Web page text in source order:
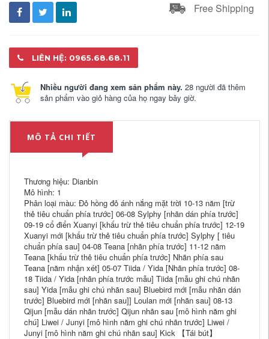
Free Shipping
LIÊN HỆ: 0965.68.68.11
Nhiều người đang xem sản phẩm này. 28 người đã thêm
sản phẩm vào giỏ hàng của họ ngay bây giờ.
MÔ TẢ CHI TIẾT
Thương hiệu: Dianbin
Mô hình: 1
Phân loại màu: Đỏ hồng đỏ ánh nắng mặt trời 10-13 năm [trừ
thẻ tiêu chuẩn phía trước] 06-08 Sylphy [nhãn dán phía trước]
09-19 cổ điển Xuanyi [khấu trừ thẻ tiêu chuẩn phía trước] 12-19
Xuanyi mới [khấu trừ thẻ tiêu chuẩn phía trước] Sylphy [ tiêu
chuẩn phía sau] 04-08 Teana [nhãn phía trước] 11-12 năm
Teana [khấu trừ thẻ tiêu chuẩn phía trước] Nhãn phía sau
Teana [năm nhận xét] 05-07 Tiida / Yida [Nhãn phía trước] 08-
18 Tiida / Yida [nhãn phía trước mẫu] Tiida [mẫu ghi chú nhãn
sau] Yida [mẫu ghi chú nhãn sau] Bluebird mới [mẫu nhãn dán
trước] Bluebird mới [nhãn sau]] Loulan mới [nhãn sau] 08-13
Qijun [mẫu dán nhãn trước] Qijun nhãn sau [mô hình năm ghi
chú] Liwei / Junyi [mô hình năm ghi chú nhãn trước] Liwei /
Junyi [mô hình năm ghi chú nhãn sau] Kick 【Tái bút】